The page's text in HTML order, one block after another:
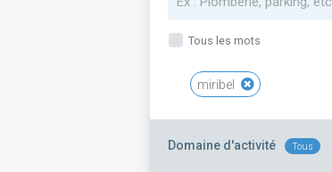
Tous les mots
miribel
Domaine d'activité Tous